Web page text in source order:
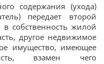
содержания (ухода)
передает второй
в собственность жилой
другое недвижимое
имущество, имеющее
взамен чего